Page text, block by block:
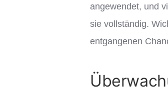
angewendet, und
sie vollständig.
entgangenen